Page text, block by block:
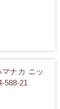
ナカ ニッ
588-21